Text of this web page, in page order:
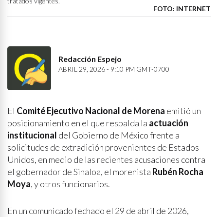
FOTO: INTERNET
Redacción Espejo
ABRIL 29, 2026 - 9:10 PM GMT-0700
El Comité Ejecutivo Nacional de Morena emitió un
posicionamiento en el que respalda la actuación
institucional del Gobierno de México frente a
solicitudes de extradición provenientes de Estados
Unidos, en medio de las recientes acusaciones contra
el gobernador de Sinaloa, el morenista Rubén Rocha
Moya, y otros funcionarios.
En un comunicado fechado el 29 de abril de 2026,